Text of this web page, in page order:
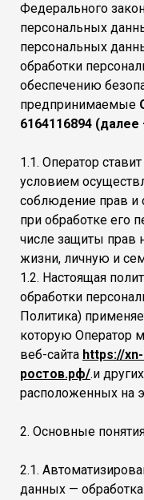
Федерального
персональных
персональных
обработки
обеспечению
предпринимаемые
6164116894
1.1. Оператор
условием
соблюдение прав и
при обработке его
числе защиты прав
жизни, личную и
1.2. Настоящая
обработки
Политика)
которую Оператор
веб-сайта https://
ростов.рф/.и
расположенных на
2. Основные
2.1.
данных —